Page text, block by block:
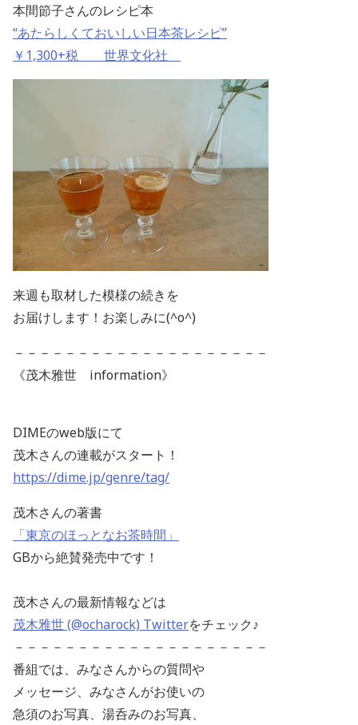
本間節子さんのレシピ本
“あたらしくておいしい日本茶レシピ”
￥1,300+税 世界文化社
来週も取材した模様の続きを
お届けします！お楽しみに(^o^)
－－－－－－－－－－－－－－－－－－－－
《茂木雅世 information》
DIMEのweb版にて
茂木さんの連載がスタート！
https://dime.jp/genre/tag/
茂木さんの著書
「東京のほっとなお茶時間」
GBから絶賛発売中です！
茂木さんの最新情報などは
茂木雅世 (@ocharock) Twitterをチェック♪
－－－－－－－－－－－－－－－－－－－－
番組では、みなさんからの質問や
メッセージ、みなさんがお使いの
急須のお写真、湯呑みのお写真、